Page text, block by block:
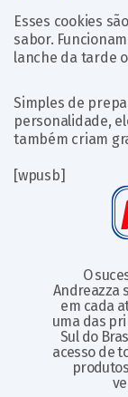
Esses cookies
sabor.
lanche da tarde
Simples de
personalidade,
também criam
[wpusb]
O
Andreazza
em cada
uma das
Sul do
acesso de